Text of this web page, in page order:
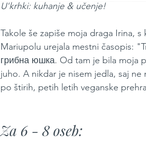
U'krhki: kuhanje & učenje!
Takole še zapiše moja draga Irina,
Mariupolu urejala mestni časopis:
грибна юшка. Od tam je bila moja
juho. A nikdar je nisem jedla, saj
po štirih, petih letih veganske
Za 6 - 8 oseb: